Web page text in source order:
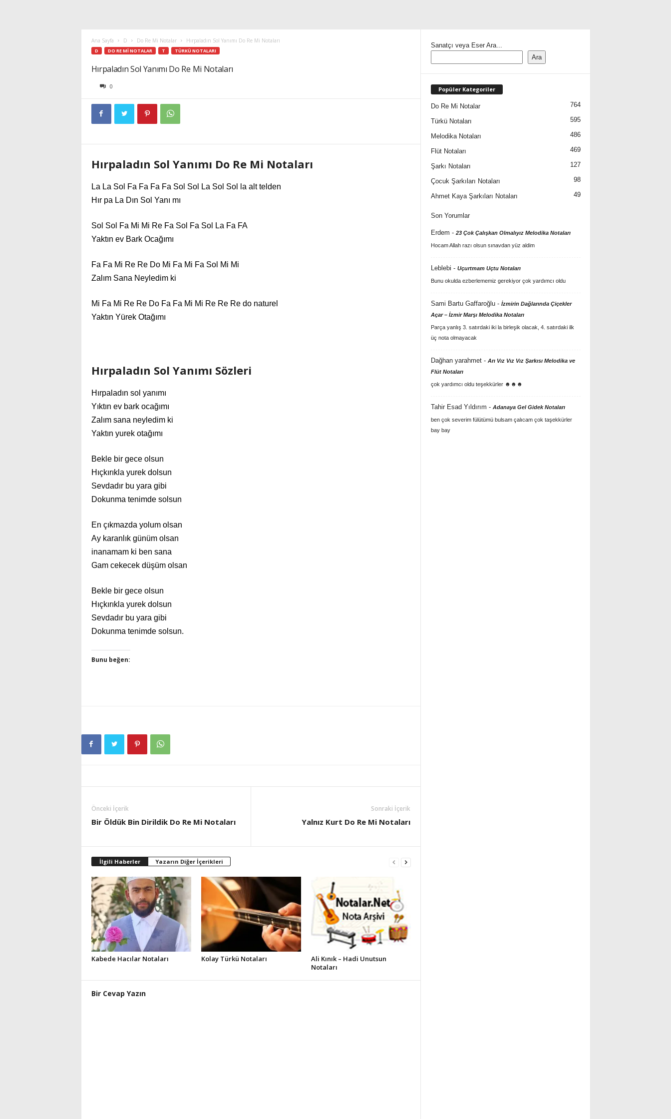
Ana Sayfa D Do Re Mi Notalar Hırpaladın Sol Yanımı Do Re Mi Notaları
D DO RE MI NOTALAR T TÜRKÜ NOTALARI
Hırpaladın Sol Yanımı Do Re Mi Notaları
0
Hırpaladın Sol Yanımı Do Re Mi Notaları
La La Sol Fa Fa Fa Fa Sol Sol La Sol Sol la alt telden
Hır pa La Dın Sol Yanı mı
Sol Sol Fa Mi Mi Re Fa Sol Fa Sol La Fa FA
Yaktın ev Bark Ocağımı
Fa Fa Mi Re Re Do Mi Fa Mi Fa Sol Mi Mi
Zalım Sana Neyledim ki
Mi Fa Mi Re Re Do Fa Fa Mi Mi Re Re Re do naturel
Yaktın Yürek Otağımı
Hırpaladın Sol Yanımı Sözleri
Hırpaladın sol yanımı
Yıktın ev bark ocağımı
Zalım sana neyledim ki
Yaktın yurek otağımı
Bekle bir gece olsun
Hıçkırıkla yurek dolsun
Sevdadır bu yara gibi
Dokunma tenimde solsun
En çıkmazda yolum olsan
Ay karanlık günüm olsan
inanamam ki ben sana
Gam cekecek düşüm olsan
Bekle bir gece olsun
Hıçkırıkla yurek dolsun
Sevdadır bu yara gibi
Dokunma tenimde solsun.
Bunu beğen:
Önceki İçerik
Bir Öldük Bin Dirildik Do Re Mi Notaları
Sonraki İçerik
Yalnız Kurt Do Re Mi Notaları
İlgili Haberler Yazarın Diğer İçerikleri
Kabede Hacılar Notaları Kolay Türkü Notaları
Ali Kınık – Hadi Unutsun
Notaları
Bir Cevap Yazın
Sanatçı veya Eser Ara...
Ara
Popüler Kategoriler
Do Re Mi Notalar 764
Türkü Notaları 595
Melodika Notaları 486
Flüt Notaları 469
Şarkı Notaları 127
Çocuk Şarkıları Notaları 98
Ahmet Kaya Şarkıları Notaları 49
Son Yorumlar
Erdem - 23 Çok Çalışkan Olmalıyız Melodika Notaları
Hocam Allah razı olsun sınavdan yüz aldim
Leblebi - Uçurtmam Uçtu Notaları
Bunu okulda ezberlememiz gerekiyor çok yardımcı oldu
Sami Bartu Gaffaroğlu- İzmirin Dağlarında Çiçekler
Açar – İzmir Marşı Melodika Notaları
Parça yanlış 3. satırdaki iki la birleşik olacak, 4. satırdaki ilk
üç nota olmayacak
Dağhan yarahmet- Arı Vız Vız Vız Şarkısı Melodika ve
Flüt Notaları
çok yardımcı oldu teşekkürler ☻☻☻
Tahir Esad Yıldırım - Adanaya Gel Gidek Notaları
ben çok severim fülütümü bulsam çalıcam çok taşekkürler
bay bay